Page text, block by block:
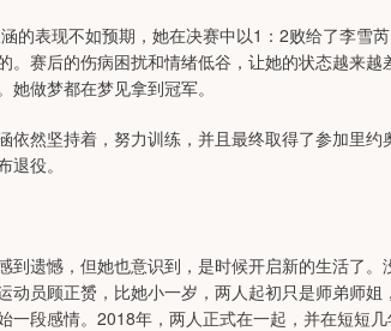
的表现不如预期，她在决赛中以1：2败给了李雪
。赛后的伤病困扰和情绪低谷，让她的状态越来
做梦都在梦见拿到冠军。
依然坚持着，努力训练，并且最终取得了参加里
役。
到遗憾，但她也意识到，是时候开启新的生活了
动员顾正赟，比她小一岁，两人起初只是师弟师
一段感情。2018年，两人正式在一起，并在短短几